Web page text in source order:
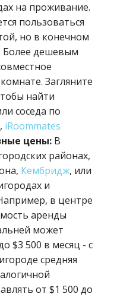
на проживание.
пользоваться
но в конечном
Более дешевым
Загляните
найти
соседа по
, iRoommates
цены: В
районах,
Кембридж, или
и
в центре
аренды
может
$3 500 в месяц - с
средняя
от $1 500 до